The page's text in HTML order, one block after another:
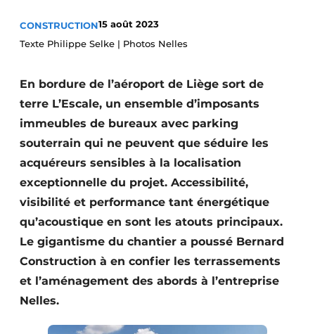
Video’s
Construction bois
Contrôle d’accès
Éclairage
Fondations
Façades
Géotextiles
Infrastructures souterraines et égouttage
Protection solaire
CONSTRUCTION15 août 2023
Texte Philippe Selke | Photos Nelles
En bordure de l’aéroport de Liège sort de
terre L’Escale, un ensemble d’imposants
immeubles de bureaux avec parking
souterrain qui ne peuvent que séduire les
acquéreurs sensibles à la localisation
exceptionnelle du projet. Accessibilité,
visibilité et performance tant énergétique
qu’acoustique en sont les atouts principaux.
Le gigantisme du chantier a poussé Bernard
Construction à en confier les terrassements
et l’aménagement des abords à l’entreprise
Nelles.